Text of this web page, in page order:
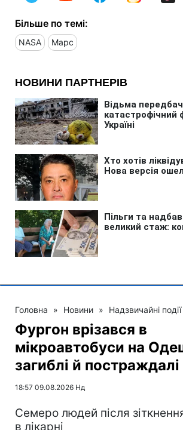
Більше по темі:
NASA Марс
Головна » Новини » Надзвичайні події
Фургон врізався в
мікроавтобуси на
загиблі й постраждалі
18:57 09.08.2026 Нд
Cемеро людей після
в лікарні